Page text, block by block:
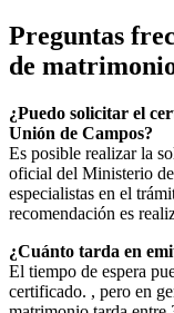
Preguntas
de
¿Puedo solicitar el
Unión de Campos?
Es posible realizar la
oficial del Ministerio de
especialistas en el
recomendación es
¿Cuánto tarda en
El tiempo de espera
certificado. , pero en